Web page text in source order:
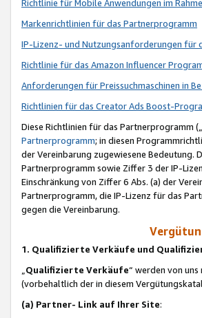
Richtlinie für Mobile Anwendungen im
Markenrichtlinien für das Partnerprogramm
IP-Lizenz- und Nutzungsanforderungen für
Richtlinie für das Amazon Influencer
Anforderungen für Preissuchmaschinen in
Richtlinien für das Creator Ads Boost-
Diese Richtlinien für das Partnerprogramm („
Partnerprogramm; in diesen
der Vereinbarung zugewiesene Bedeutung.
Partnerprogramm sowie Ziffer 3 der IP-
Einschränkung von Ziffer 6 Abs. (a) der
Partnerprogramm, die IP-Lizenz für das
gegen die Vereinbarung.
1. Qualifizierte Verkäufe und
Qualifizierte Verkäufe“ werden von
(vorbehaltlich der in diesem
(a) Partner- Link auf Ihrer Site: